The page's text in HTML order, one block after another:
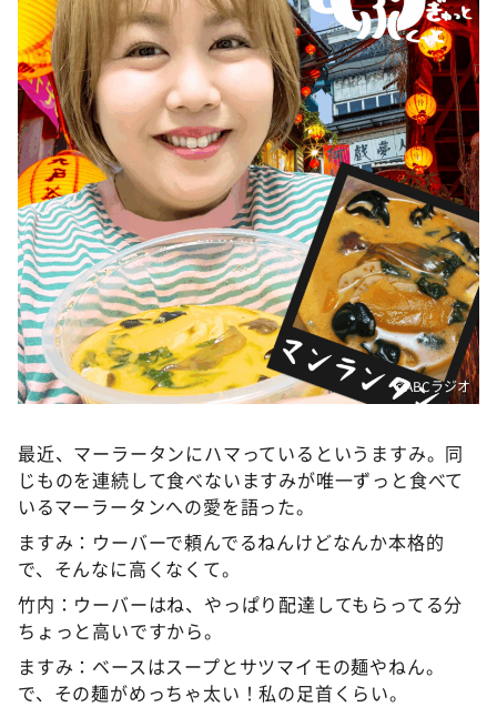
ＬＩＦＥ～夢のカタチ～
新婚さんいらっしゃい！
ポツンと一軒家
ザキ山小屋本館
ぺこぱのまるスポ
アナ回覧板
©️ABCラジオ
最近、マーラータンにハマっているというますみ。同
じものを連続して食べないますみが唯一ずっと食べて
いるマーラータンへの愛を語った。
ますみ：ウーバーで頼んでるねんけどなんか本格的
で、そんなに高くなくて。
竹内：ウーバーはね、やっぱり配達してもらってる分
ちょっと高いですから。
ますみ：ベースはスープとサツマイモの麺やねん。
で、その麺がめっちゃ太い！私の足首くらい。